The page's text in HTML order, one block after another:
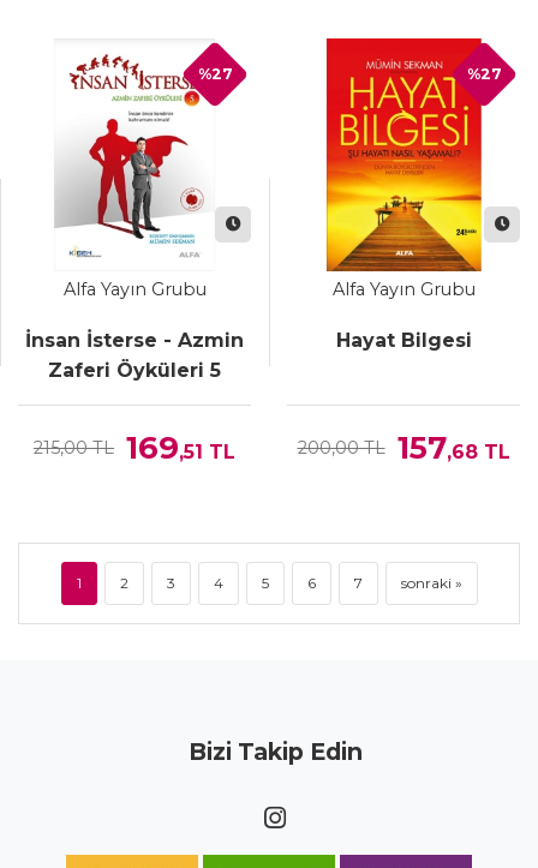
Alfa Yayın Grubu
İnsan İsterse - Azmin
Zaferi Öyküleri 5
215,00 TL 169,51 TL
%27
Alfa Yayın Grubu
Hayat Bilgesi
200,00 TL 157,68TL
%27
1 2 3 4 5 6 7 sonraki »
Bizi Takip Edin